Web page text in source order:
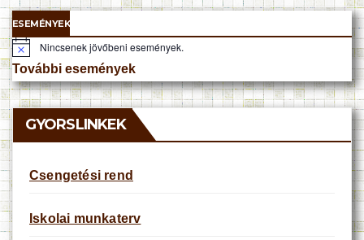
ESEMÉNYEK
N
o
t
i
e
Nincsenek jövőbeni események.
További események
GYORSLINKEK
Csengetési rend
Iskolai munkaterv